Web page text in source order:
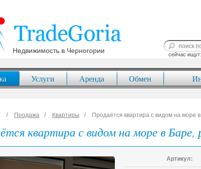
Недвижимость в Черногории сейчас ищут:
Услуги Аренда Обмен
Продажа Квартиры Продаётся квартира с видом на море
квартира с видом на море в Баре,
Артикул: